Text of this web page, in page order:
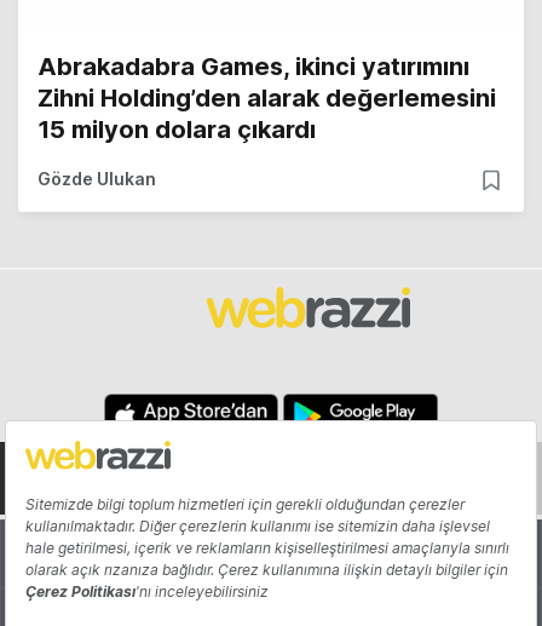
Abrakadabra Games, ikinci yatırımını
Zihni Holding’den alarak değerlemesini
15 milyon dolara çıkardı
Gözde Ulukan
Hakkında Yazarlar